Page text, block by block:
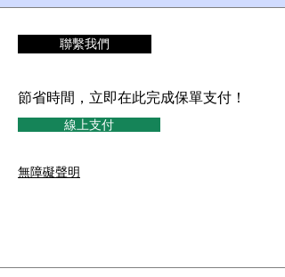
聯繫我們
節省時間，立即在此完成保單支付！
線上支付
無障礙聲明